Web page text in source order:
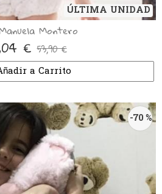
ÚLTIMA UNIDAD
Montero
€53,90 €
a Carrito
-70 %